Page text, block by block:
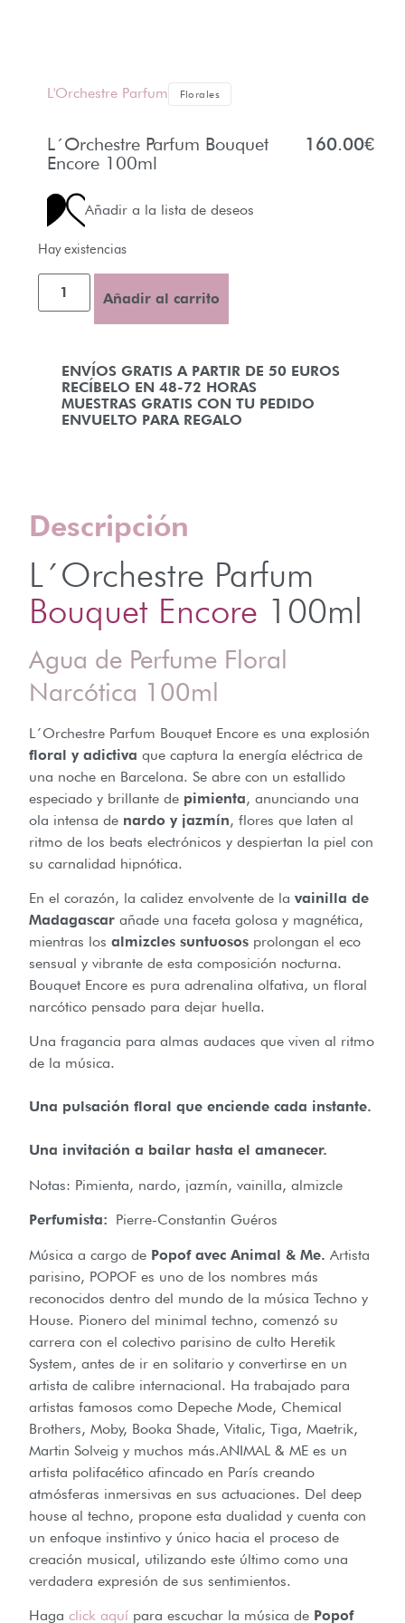
L'Orchestre Parfum Florales
L´Orchestre Parfum Bouquet
Encore 100ml
160.00€
Añadir a la lista de deseos
ENVÍOS GRATIS A PARTIR DE 50 EUROS
RECÍBELO EN 48-72 HORAS
MUESTRAS GRATIS CON TU PEDIDO
ENVUELTO PARA REGALO
Hay existencias
Añadir al carrito
Descripción
L´Orchestre Parfum
Bouquet Encore 100ml
Agua de Perfume Floral
Narcótica 100ml
L´Orchestre Parfum Bouquet Encore es una explosión
floral y adictiva que captura la energía eléctrica de
una noche en Barcelona. Se abre con un estallido
especiado y brillante de pimienta, anunciando una
ola intensa de nardo y jazmín, flores que laten al
ritmo de los beats electrónicos y despiertan la piel con
su carnalidad hipnótica.
En el corazón, la calidez envolvente de la vainilla de
Madagascar añade una faceta golosa y magnética,
mientras los almizcles suntuosos prolongan el eco
sensual y vibrante de esta composición nocturna.
Bouquet Encore es pura adrenalina olfativa, un floral
narcótico pensado para dejar huella.
Una fragancia para almas audaces que viven al ritmo
de la música.
Una pulsación floral que enciende cada instante.
Una invitación a bailar hasta el amanecer.
Notas: Pimienta, nardo, jazmín, vainilla, almizcle
Perfumista: Pierre-Constantin Guéros
Música a cargo de Popof avec Animal & Me. Artista
parisino, POPOF es uno de los nombres más
reconocidos dentro del mundo de la música Techno y
House. Pionero del minimal techno, comenzó su
carrera con el colectivo parisino de culto Heretik
System, antes de ir en solitario y convertirse en un
artista de calibre internacional. Ha trabajado para
artistas famosos como Depeche Mode, Chemical
Brothers, Moby, Booka Shade, Vitalic, Tiga, Maetrik,
Martin Solveig y muchos más.ANIMAL & ME es un
artista polifacético afincado en París creando
atmósferas inmersivas en sus actuaciones. Del deep
house al techno, propone esta dualidad y cuenta con
un enfoque instintivo y único hacia el proceso de
creación musical, utilizando este último como una
verdadera expresión de sus sentimientos.
Haga click aquí para escuchar la música de Popof